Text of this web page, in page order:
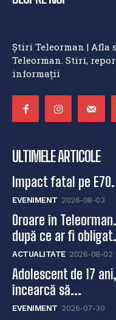
Știri Teleorman |
Teleorman. Stiri,
informații
ULTIMELE ARTICOLE
Impact fatal pe
EVENIMENT 2026-08-03
Oroare în
după ce ar fi
ACTUALITATE 2026-08-02
Adolescent de 17
încearcă să...
EVENIMENT 2026-07-30